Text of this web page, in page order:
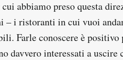
abbiamo preso questa
– i ristoranti in cui vuoi
Farle conoscere è
davvero interessati a uscire